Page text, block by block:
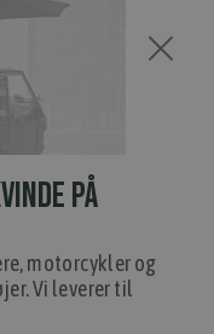
PÅ
motorcykler og
Vi leverer til